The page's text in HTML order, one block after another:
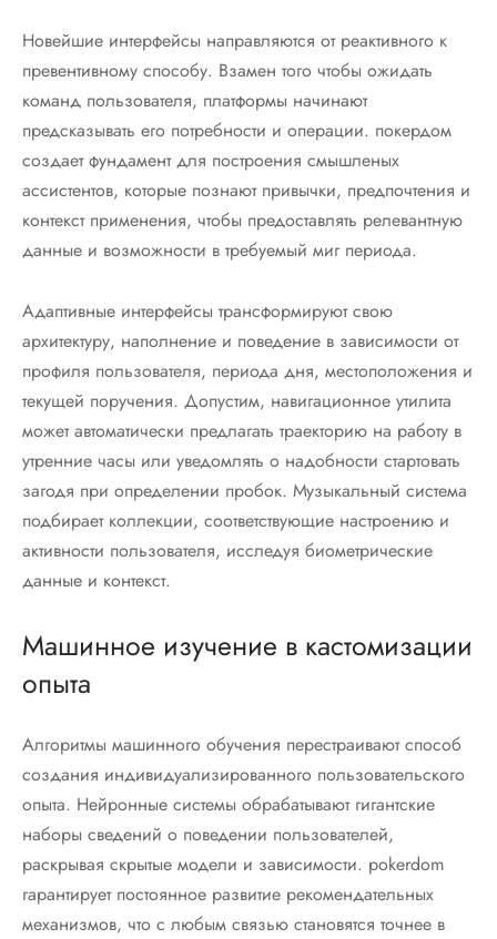
Новейшие интерфейсы направляются от реактивного к
превентивному способу. Взамен того чтобы ожидать
команд пользователя, платформы начинают
предсказывать его потребности и операции. покердом
создает фундамент для построения смышленых
ассистентов, которые познают привычки, предпочтения и
контекст применения, чтобы предоставлять релевантную
данные и возможности в требуемый миг периода.
Адаптивные интерфейсы трансформируют свою
архитектуру, наполнение и поведение в зависимости от
профиля пользователя, периода дня, местоположения и
текущей поручения. Допустим, навигационное утилита
может автоматически предлагать траекторию на работу в
утренние часы или уведомлять о надобности стартовать
загодя при определении пробок. Музыкальный система
подбирает коллекции, соответствующие настроению и
активности пользователя, исследуя биометрические
данные и контекст.
Машинное изучение в кастомизации
опыта
Алгоритмы машинного обучения перестраивают способ
создания индивидуализированного пользовательского
опыта. Нейронные системы обрабатывают гигантские
наборы сведений о поведении пользователей,
раскрывая скрытые модели и зависимости. pokerdom
гарантирует постоянное развитие рекомендательных
механизмов, что с любым связью становятся точнее в